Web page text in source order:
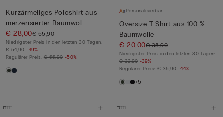
Kurzärmeliges Poloshirt aus
merzerisierter Baumwol...
€ 28,00€ 55,90
Niedrigster Preis in den letzten 30 Tagen:
€ 54,90 -49%
Regulärer Preis: € 55,90 -50%
Personalisierbar
Oversize-T-Shirt aus 100 %
Baumwolle
€ 20,00€ 35,90
Niedrigster Preis in den letzten 30 Tagen:
€ 32,90 -39%
Regulärer Preis: € 35,90 -44%
+5